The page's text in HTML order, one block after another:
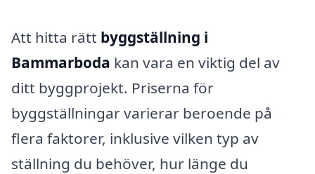
Att hitta rätt byggställning i
Bammarboda kan vara en viktig del av
ditt byggprojekt. Priserna för
byggställningar varierar beroende på
flera faktorer, inklusive vilken typ av
ställning du behöver, hur länge du